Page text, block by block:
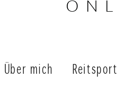
Über mich Reitsport